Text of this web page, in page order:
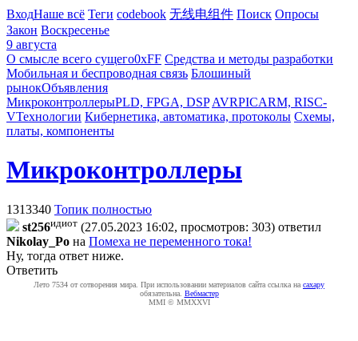
ВходНаше всё Теги codebook 无线电组件 Поиск Опросы
Закон Воскресенье
9 августа
О смысле всего сущего0xFF Средства и методы разработки
Мобильная и беспроводная связь Блошиный
рынокОбъявления
МикроконтроллерыPLD, FPGA, DSP AVRPICARM, RISC-
VТехнологии Кибернетика, автоматика, протоколы Схемы,
платы, компоненты
Микроконтроллеры
1313340 Топик полностью
st256идиот (27.05.2023 16:02, просмотров: 303) ответил
Nikolay_Po на Помеха не переменного тока!
Ну, тогда ответ ниже.
Ответить
Лето 7534 от сотворения мира. При использовании материалов сайта ссылка на caxapу
обязательна. Вебмастер
MMI © MMXXVI